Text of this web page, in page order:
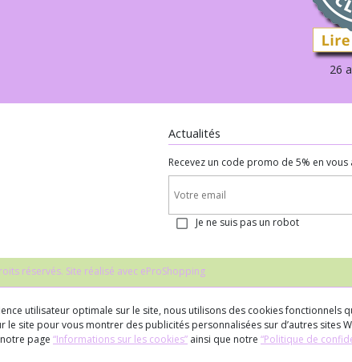
26
Actualités
Recevez un code promo de 5% en
Je ne suis pas un robot
réservés. Site réalisé avec eProShopping
utilisateur optimale sur le site, nous utilisons des cookies fonctionnels
le site pour vous montrer des publicités personnalisées sur d’autres sites
page “Informations sur les cookies” ainsi que notre “Politique de